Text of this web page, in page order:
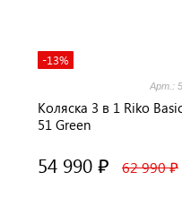
-13%
Арт.:
Коляска 3 в 1 Riko
51 Green
54 990 ₽ 62 990 ₽